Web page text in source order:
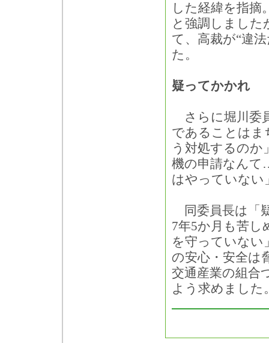
した経緯を指摘
と強調しました
て、高裁が“違
た。
疑ってかかれ
さらに堀川委
であることはま
う対処するのか
機の申請なん
はやっていない
同委員長は「
7年5か月も苦し
を守っていない
の安心・安全は
交通産業の組合
よう求めました